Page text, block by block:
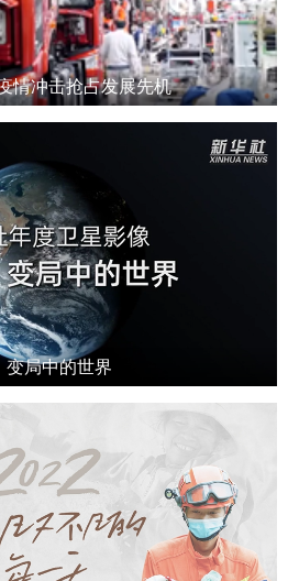
情冲击抢占发展先机
变局中的世界